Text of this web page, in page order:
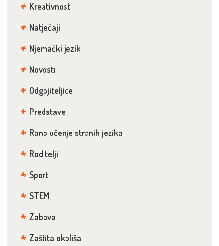
Kreativnost
Natječaji
Njemački jezik
Novosti
Odgojiteljice
Predstave
Rano učenje stranih jezika
Roditelji
Sport
STEM
Zabava
Zaštita okoliša